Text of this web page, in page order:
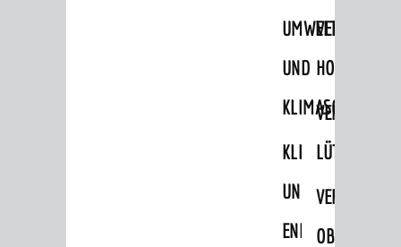
UMWELT-
UND
KLIMASCHUTZ
KLIMASCHUTZ
UND